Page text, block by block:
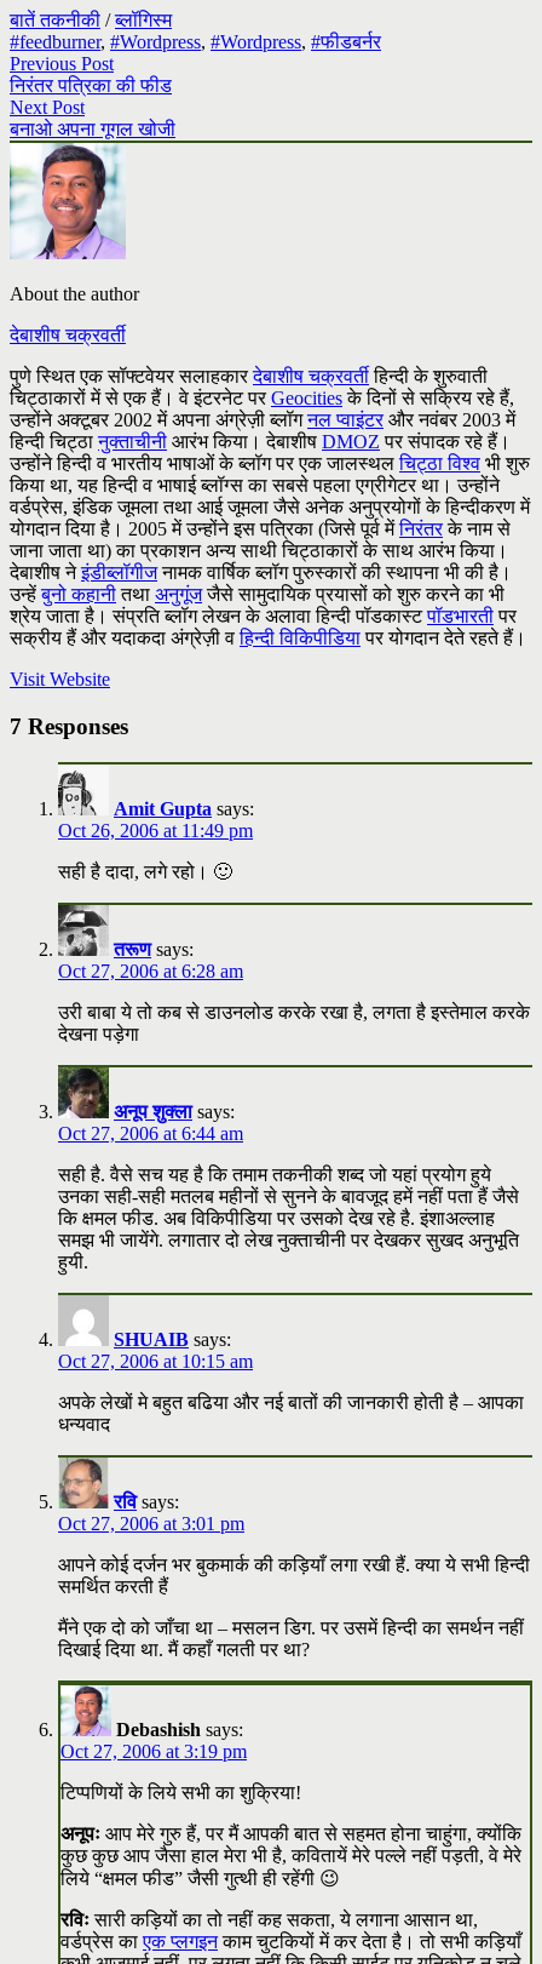
बातें तकनीकी /ब्लॉगिस्म
#feedburner, #Wordpress, #Wordpress, #फीडबर्नर
Previous Post
निरंतर पत्रिका की फीड
Next Post
बनाओ अपना गूगल खोजी
About the author
देबाशीष चक्रवर्ती
पुणे स्थित एक सॉफ्टवेयर सलाहकारदेबाशीष चक्रवर्तीहिन्दी के शुरुवाती
चिट्ठाकारों में से एक हैं। वे इंटरनेट परGeocitiesके दिनों से सक्रिय रहे हैं,
उन्होंने अक्टूबर 2002 में अपना अंग्रेज़ी ब्लॉगनल प्वाइंटरऔर नवंबर 2003 में
हिन्दी चिट्ठानुक्ताचीनी आरंभ किया। देबाशीष DMOZ पर संपादक रहे हैं।
उन्होंने हिन्दी व भारतीय भाषाओं के ब्लॉग पर एक जालस्थलचिट्ठा विश्व भी शुरु
किया था, यह हिन्दी व भाषाई ब्लॉग्स का सबसे पहला एग्रीगेटर था। उन्होंने
वर्डप्रेस, इंडिक जूमला तथा आई जूमला जैसे अनेक अनुप्रयोगों के हिन्दीकरण में
योगदान दिया है। 2005 में उन्होंने इस पत्रिका (जिसे पूर्व मेंनिरंतरके नाम से
जाना जाता था) का प्रकाशन अन्य साथी चिट्ठाकारों के साथ आरंभ किया।
देबाशीष नेइंडीब्लॉगीजनामक वार्षिक ब्लॉग पुरुस्कारों की स्थापना भी की है।
उन्हेंबुनो कहानीतथा अनुगूंजजैसे सामुदायिक प्रयासों को शुरु करने का भी
श्रेय जाता है। संप्रति ब्लॉग लेखन के अलावा हिन्दी पॉडकास्टपॉडभारतीपर
सक्रीय हैं और यदाकदा अंग्रेज़ी वहिन्दी विकिपीडियापर योगदान देते रहते हैं।
Visit Website
7 Responses
Amit Gupta says:
Oct 26, 2006 at 11:49 pm
सही है दादा, लगे रहो। 🙂
तरूण says:
Oct 27, 2006 at 6:28 am
उरी बाबा ये तो कब से डाउनलोड करके रखा है, लगता है इस्तेमाल करके
देखना पड़ेगा
अनूप शुक्ला says:
Oct 27, 2006 at 6:44 am
सही है. वैसे सच यह है कि तमाम तकनीकी शब्द जो यहां प्रयोग हुये
उनका सही-सही मतलब महीनों से सुनने के बावजूद हमें नहीं पता हैं जैसे
कि क्षमल फीड. अब विकिपीडिया पर उसको देख रहे है. इंशाअल्लाह
समझ भी जायेंगे. लगातार दो लेख नुक्ताचीनी पर देखकर सुखद अनुभूति
हुयी.
SHUAIB says:
Oct 27, 2006 at 10:15 am
अपके लेखों मे बहुत बढिया और नई बातों की जानकारी होती है – आपका
धन्यवाद
रवि says:
Oct 27, 2006 at 3:01 pm
आपने कोई दर्जन भर बुकमार्क की कड़ियाँ लगा रखी हैं. क्या ये सभी हिन्दी
समर्थित करती हैं
मैंने एक दो को जाँचा था – मसलन डिग. पर उसमें हिन्दी का समर्थन नहीं
दिखाई दिया था. मैं कहाँ गलती पर था?
Debashish says:
Oct 27, 2006 at 3:19 pm
टिप्पणियों के लिये सभी का शुक्रिया!
अनूपः आप मेरे गुरु हैं, पर मैं आपकी बात से सहमत होना चाहुंगा, क्योंकि
कुछ कुछ आप जैसा हाल मेरा भी है, कवितायें मेरे पल्ले नहीं पड़ती, वे मेरे
लिये “क्षमल फीड” जैसी गुत्थी ही रहेंगी 😉
रविःसारी कड़ियों का तो नहीं कह सकता, ये लगाना आसान था,
वर्डप्रेस काएक प्लगइनकाम चुटकियों में कर देता है। तो सभी कड़ियाँ